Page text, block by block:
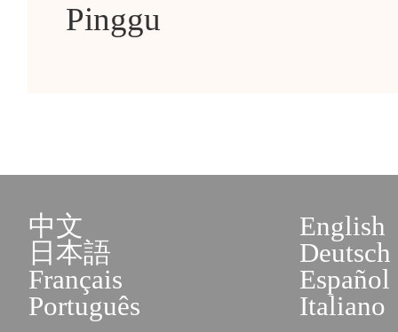
Pinggu
中文
English
日本語
Deutsch
Français
Español
Português
Italiano